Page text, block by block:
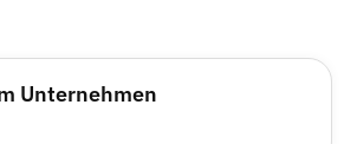
Unternehmen